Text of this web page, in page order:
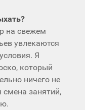
на свежем
увлекаются
Я
который
ничего не
занятий,